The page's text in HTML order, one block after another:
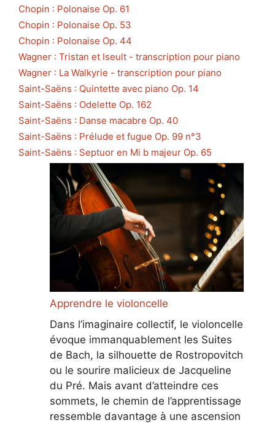
Chopin : Polonaise Op. 61
Chopin : Polonaise Op. 53
Chopin : Polonaise Op. 44
Wagner : Tristan et Iseult - transcription pour piano
Wagner : La Walkyrie - transcription pour piano
Saint-Saëns : Quintette avec piano Op. 14
Saint-Saëns : Odelette Op. 162
Saint-Saëns : Danse macabre Op. 40
Saint-Saëns : Prélude et fugue Op. 99 n°3
Saint-Saëns : Septuor en Mi b majeur Op. 65
Apprendre le violoncelle
Dans l’imaginaire collectif, le violoncelle
évoque immanquablement les Suites
de Bach, la silhouette de Rostropovitch
ou le sourire malicieux de Jacqueline
du Pré. Mais avant d’atteindre ces
sommets, le chemin de l’apprentissage
ressemble davantage à une ascension